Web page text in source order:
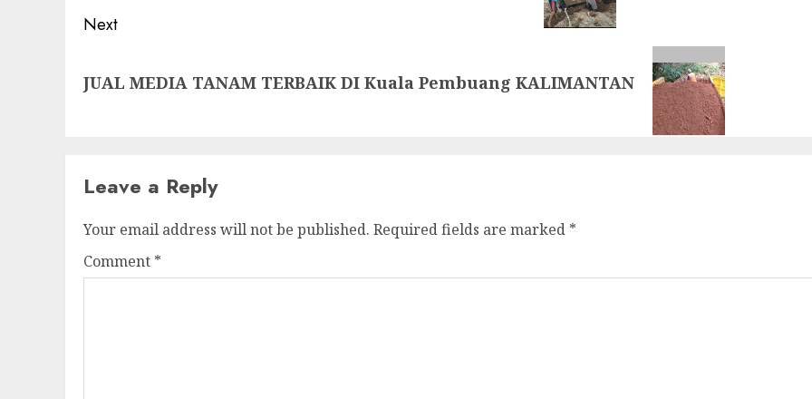
Next
post:
JUAL MEDIA TANAM TERBAIK DI Kuala Pembuang KALIMANTAN
Leave a Reply
Your email address will not be published. Required fields are marked *
Comment *